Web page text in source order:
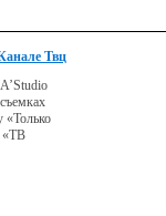
Твц
«Только
«ТВ